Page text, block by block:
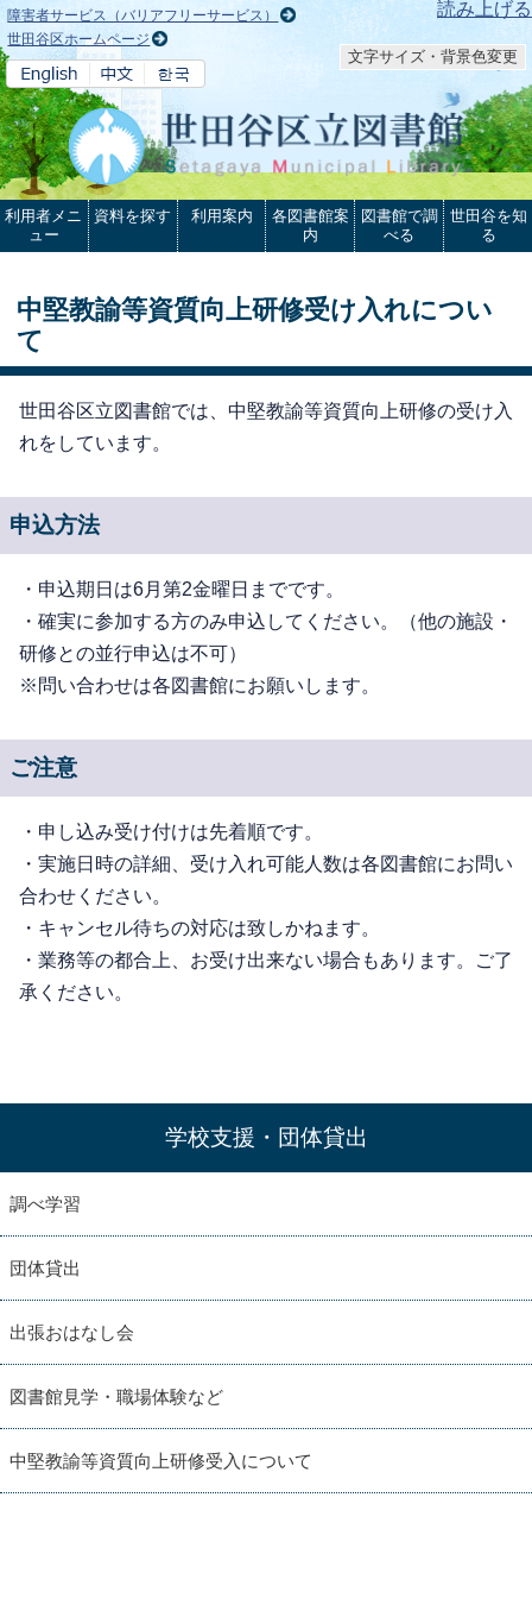
本文へ 読み上げる
障害者サービス（バリアフリーサービス）
世田谷区ホームページ
文字サイズ・背景色変更
利用者メニ
ュー
資料を探す 利用案内
各図書館案
内
図書館で調
べる
世田谷を知
る
中堅教諭等資質向上研修受け入れについ
て
世田谷区立図書館では、中堅教諭等資質向上研修の受け入
れをしています。
申込方法
・申込期日は6月第2金曜日までです。
・確実に参加する方のみ申込してください。（他の施設・
研修との並行申込は不可）
※問い合わせは各図書館にお願いします。
ご注意
・申し込み受け付けは先着順です。
・実施日時の詳細、受け入れ可能人数は各図書館にお問い
合わせください。
・キャンセル待ちの対応は致しかねます。
・業務等の都合上、お受け出来ない場合もあります。ご了
承ください。
学校支援・団体貸出
調べ学習
団体貸出
出張おはなし会
図書館見学・職場体験など
中堅教諭等資質向上研修受入について